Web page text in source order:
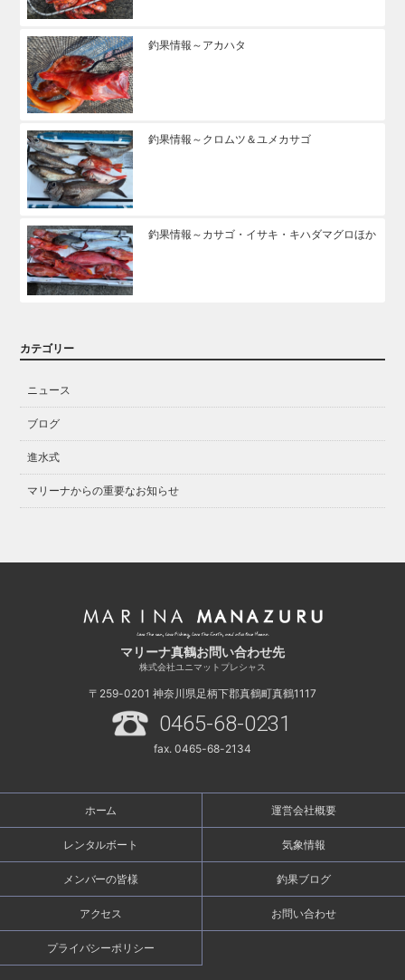
釣果情報～アカハタ
釣果情報～クロムツ＆ユメカサゴ
釣果情報～カサゴ・イサキ・キハダマグロほか
カテゴリー
ニュース
ブログ
進水式
マリーナからの重要なお知らせ
マリーナ真鶴お問い合わせ先
株式会社ユニマットプレシャス
〒259-0201 神奈川県足柄下郡真鶴町真鶴1117
0465-68-0231
fax. 0465-68-2134
ホーム 運営会社概要
レンタルボート 気象情報
メンバーの皆様 釣果ブログ
アクセス お問い合わせ
プライバシーポリシー